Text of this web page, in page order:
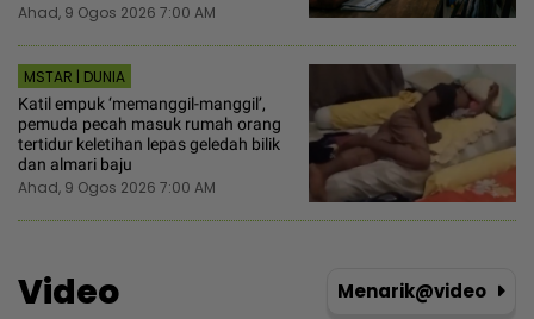
Ahad, 9 Ogos 2026 7:00 AM
MSTAR | DUNIA
Katil empuk ‘memanggil-manggil’,
pemuda pecah masuk rumah orang
tertidur keletihan lepas geledah bilik
dan almari baju
Ahad, 9 Ogos 2026 7:00 AM
Video Menarik@video